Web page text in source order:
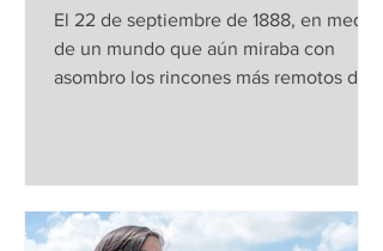
El 22 de septiembre de 1888, en medio
de un mundo que aún miraba con
asombro los rincones más remotos del